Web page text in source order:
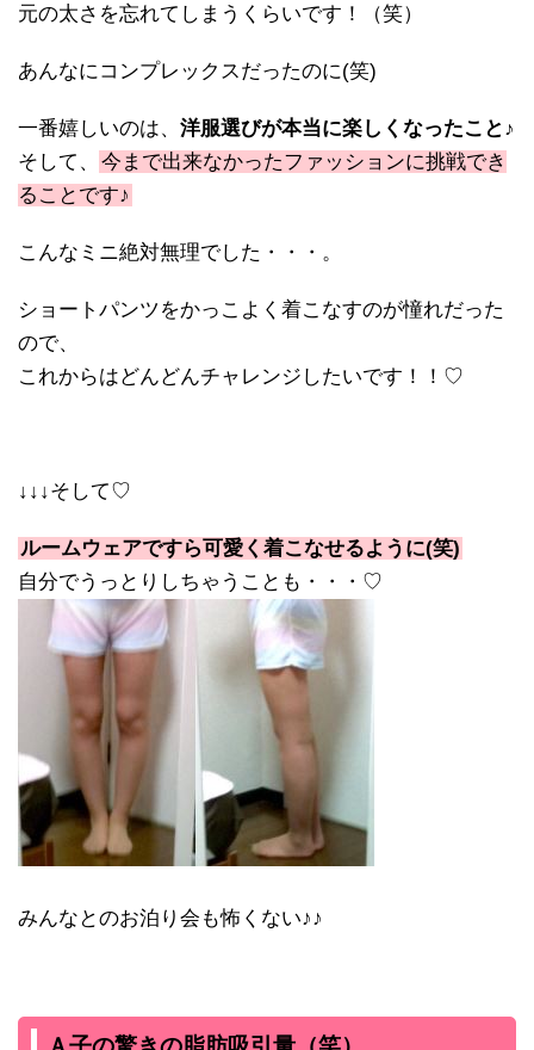
元の太さを忘れてしまうくらいです！（笑）
あんなにコンプレックスだったのに(笑)
一番嬉しいのは、 洋服選びが本当に楽しくなったこと♪
そして、
今まで出来なかったファッションに挑戦でき
ることです♪
こんなミニ絶対無理でした・・・。
ショートパンツをかっこよく着こなすのが憧れだった
ので、
これからはどんどんチャレンジしたいです！！♡
↓↓↓そして♡
ルームウェアですら可愛く着こなせるように(笑)
自分でうっとりしちゃうことも・・・♡
みんなとのお泊り会も怖くない♪♪